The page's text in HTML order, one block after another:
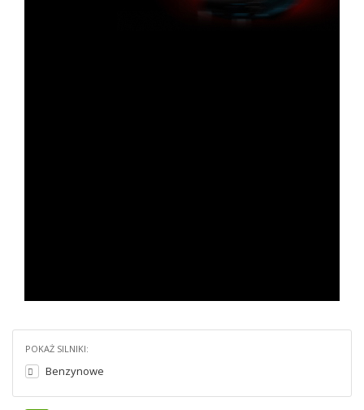
POKAŻ SILNIKI:
Benzynowe